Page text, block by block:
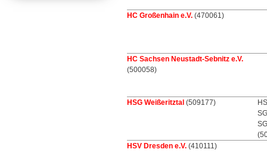
HC Großenhain e.V. (470061)
HC Sachsen Neustadt-Sebnitz e.V.
(500058)
HSG Weißeritztal (509177)
HSV Dresden e.V. (410111)